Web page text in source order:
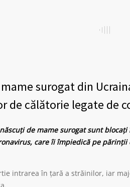
surogat din
de călătorie legate de
de mame surogat sunt
care îi împiedică pe
intrarea în ţară a străinilor, iar